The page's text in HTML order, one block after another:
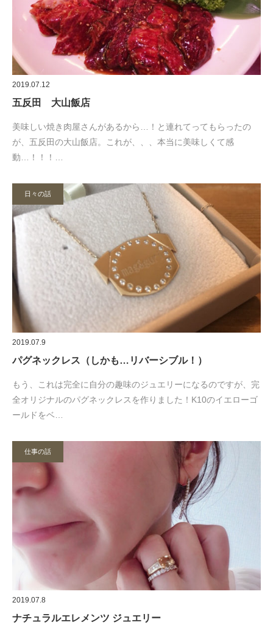
2019.07.12
五反田 大山飯店
美味しい焼き肉屋さんがあるから…！と連れてってもらったの
が、五反田の大山飯店。これが、、、本当に美味しくて感
動…！！！…
日々の話
2019.07.9
パグネックレス（しかも…リバーシブル！）
もう、これは完全に自分の趣味のジュエリーになるのですが、完
全オリジナルのパグネックレスを作りました！K10のイエローゴ
ールドをベ…
仕事の話
2019.07.8
ナチュラルエレメンツ ジュエリー